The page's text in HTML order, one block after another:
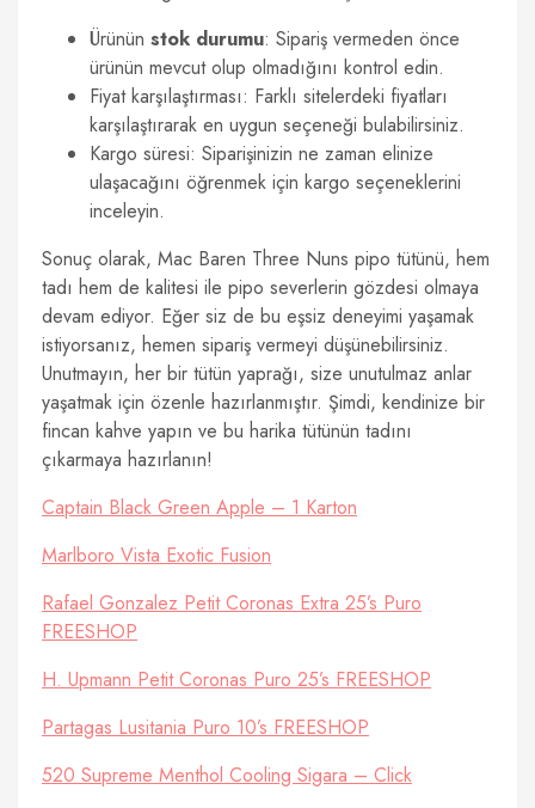
Ürünün stok durumu: Sipariş vermeden önce
ürünün mevcut olup olmadığını kontrol edin.
Fiyat karşılaştırması: Farklı sitelerdeki fiyatları
karşılaştırarak en uygun seçeneği bulabilirsiniz.
Kargo süresi: Siparişinizin ne zaman elinize
ulaşacağını öğrenmek için kargo seçeneklerini
inceleyin.
Sonuç olarak, Mac Baren Three Nuns pipo tütünü, hem
tadı hem de kalitesi ile pipo severlerin gözdesi olmaya
devam ediyor. Eğer siz de bu eşsiz deneyimi yaşamak
istiyorsanız, hemen sipariş vermeyi düşünebilirsiniz.
Unutmayın, her bir tütün yaprağı, size unutulmaz anlar
yaşatmak için özenle hazırlanmıştır. Şimdi, kendinize bir
fincan kahve yapın ve bu harika tütünün tadını
çıkarmaya hazırlanın!
Captain Black Green Apple – 1 Karton
Marlboro Vista Exotic Fusion
Rafael Gonzalez Petit Coronas Extra 25’s Puro
FREESHOP
H. Upmann Petit Coronas Puro 25’s FREESHOP
Partagas Lusitania Puro 10’s FREESHOP
520 Supreme Menthol Cooling Sigara – Click